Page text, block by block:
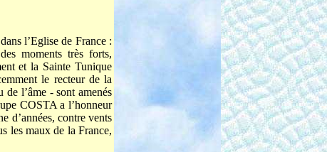
l’Eglise de France :
moments très forts,
et la Sainte Tunique
le recteur de la
l’âme - sont amenés
COSTA a l’honneur
d’années, contre vents
les maux de la France,